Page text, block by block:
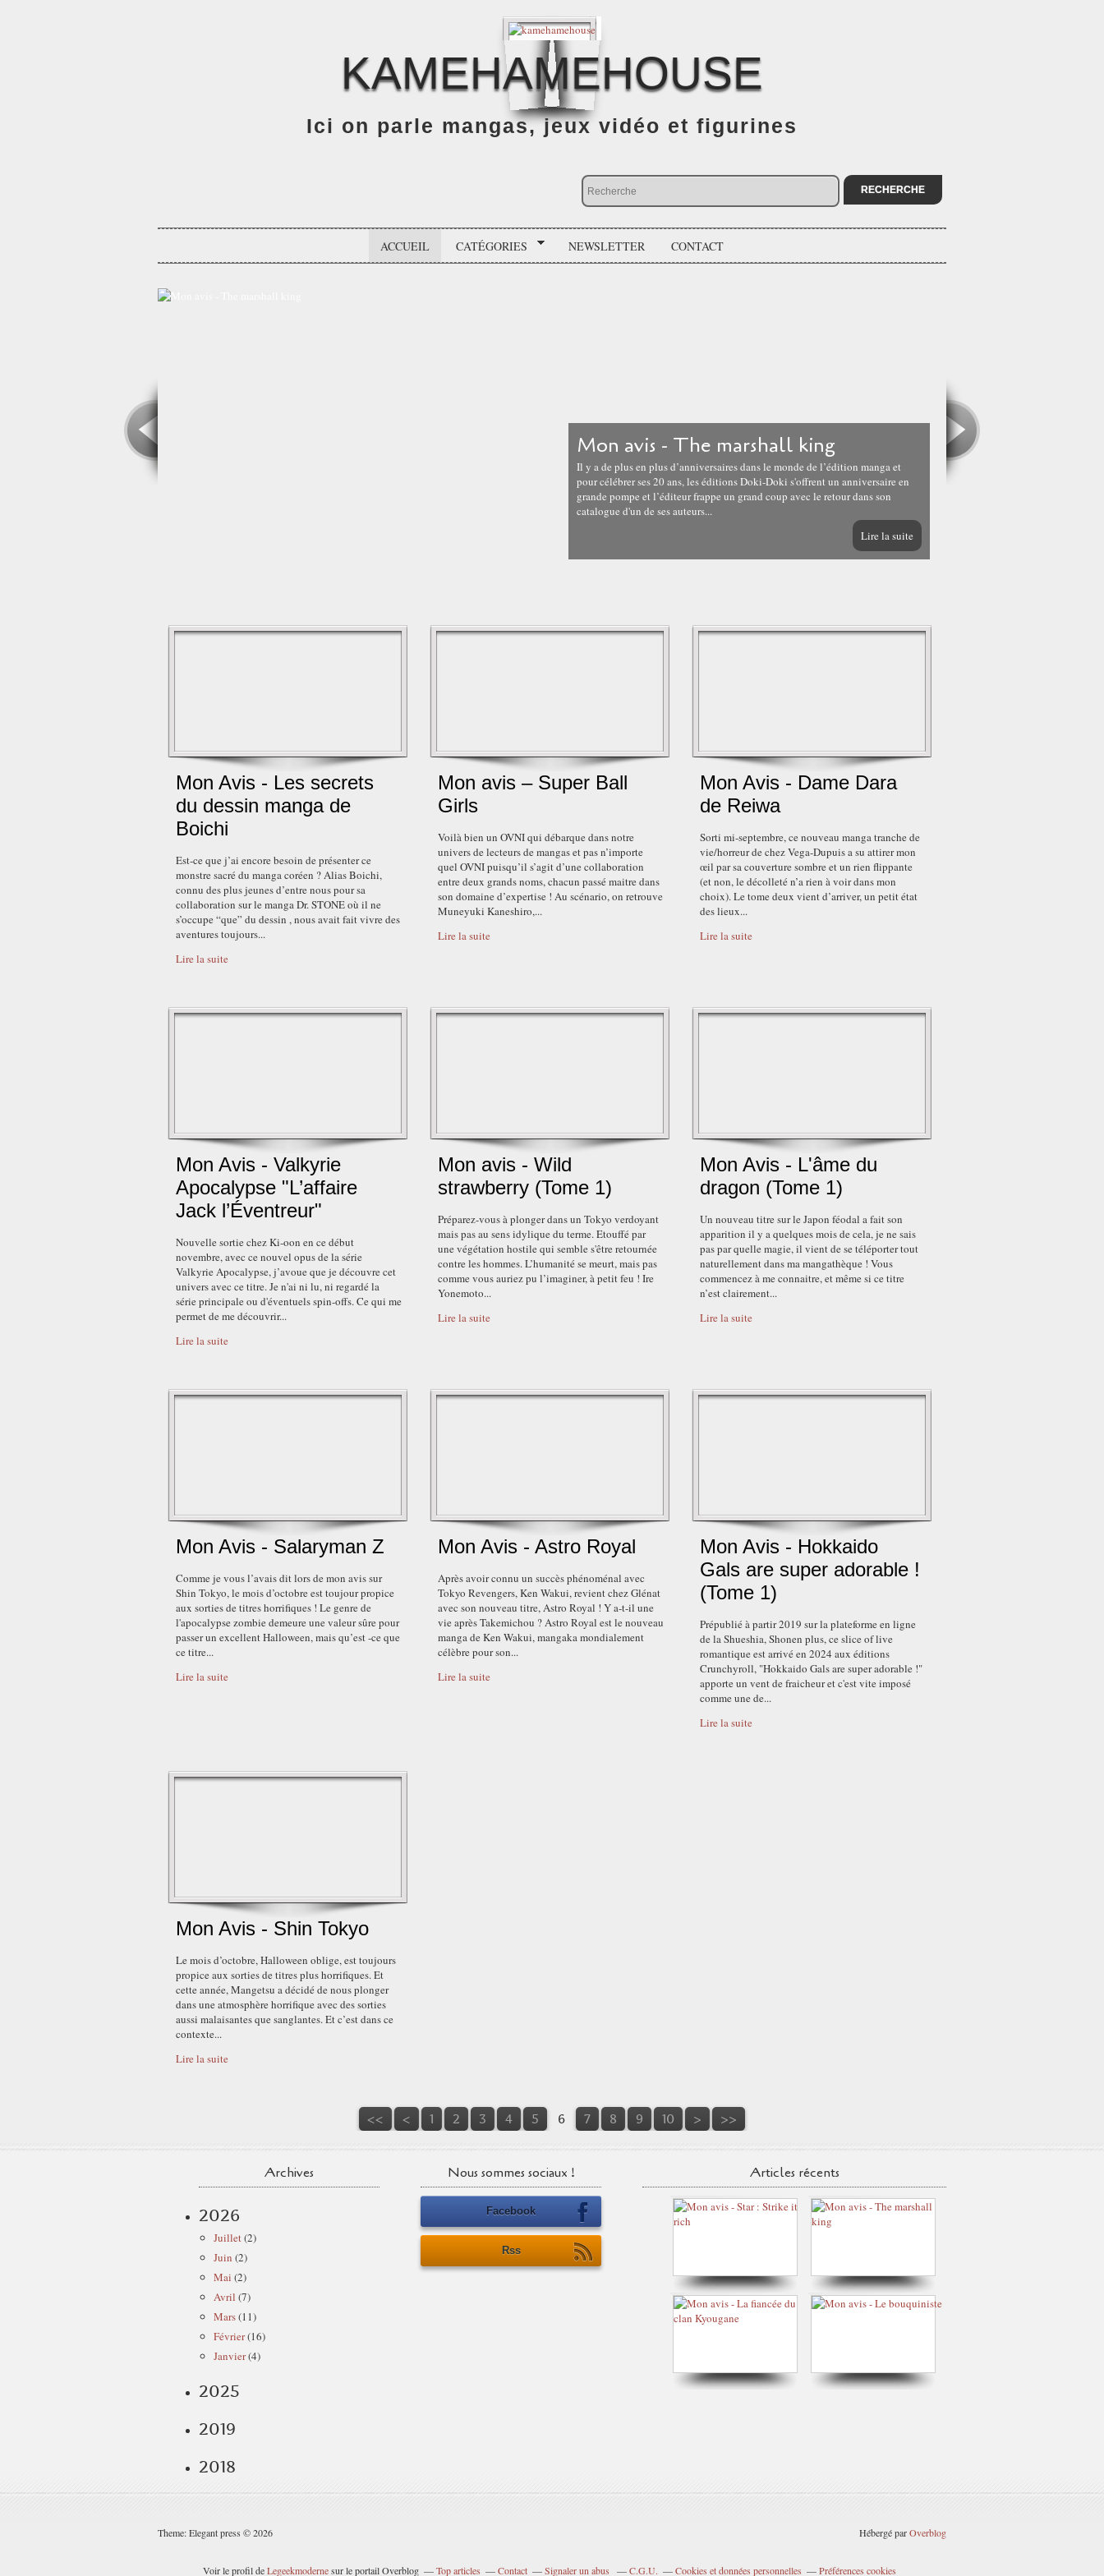
KAMEHAMEHOUSE
Ici on parle mangas, jeux vidéo et figurines
ACCUEIL CATÉGORIES NEWSLETTER CONTACT
Mon avis - The marshall king
Il y a de plus en plus d’anniversaires dans le monde de l’édition manga et
pour célébrer ses 20 ans, les éditions Doki-Doki s'offrent un anniversaire en
grande pompe et l’éditeur frappe un grand coup avec le retour dans son
catalogue d'un de ses auteurs...
Lire la suite
Mon Avis - Les secrets
du dessin manga de
Boichi
Est-ce que j’ai encore besoin de présenter ce
monstre sacré du manga coréen ? Alias Boichi,
connu des plus jeunes d’entre nous pour sa
collaboration sur le manga Dr. STONE où il ne
s’occupe “que” du dessin , nous avait fait vivre des
aventures toujours...
Lire la suite
Mon avis – Super Ball
Girls
Voilà bien un OVNI qui débarque dans notre
univers de lecteurs de mangas et pas n’importe
quel OVNI puisqu’il s’agit d’une collaboration
entre deux grands noms, chacun passé maitre dans
son domaine d’expertise ! Au scénario, on retrouve
Muneyuki Kaneshiro,...
Lire la suite
Mon Avis - Dame Dara
de Reiwa
Sorti mi-septembre, ce nouveau manga tranche de
vie/horreur de chez Vega-Dupuis a su attirer mon
œil par sa couverture sombre et un rien flippante
(et non, le décolleté n’a rien à voir dans mon
choix). Le tome deux vient d’arriver, un petit état
des lieux...
Lire la suite
Mon Avis - Valkyrie
Apocalypse "L’affaire
Jack l’Éventreur"
Nouvelle sortie chez Ki-oon en ce début
novembre, avec ce nouvel opus de la série
Valkyrie Apocalypse, j’avoue que je découvre cet
univers avec ce titre. Je n'ai ni lu, ni regardé la
série principale ou d'éventuels spin-offs. Ce qui me
permet de me découvrir...
Lire la suite
Mon avis - Wild
strawberry (Tome 1)
Préparez-vous à plonger dans un Tokyo verdoyant
mais pas au sens idylique du terme. Etouffé par
une végétation hostile qui semble s'être retournée
contre les hommes. L’humanité se meurt, mais pas
comme vous auriez pu l’imaginer, à petit feu ! Ire
Yonemoto...
Lire la suite
Mon Avis - L'âme du
dragon (Tome 1)
Un nouveau titre sur le Japon féodal a fait son
apparition il y a quelques mois de cela, je ne sais
pas par quelle magie, il vient de se téléporter tout
naturellement dans ma mangathèque ! Vous
commencez à me connaitre, et même si ce titre
n’est clairement...
Lire la suite
Mon Avis - Salaryman Z
Comme je vous l’avais dit lors de mon avis sur
Shin Tokyo, le mois d’octobre est toujour propice
aux sorties de titres horrifiques ! Le genre de
l'apocalypse zombie demeure une valeur sûre pour
passer un excellent Halloween, mais qu’est -ce que
ce titre...
Lire la suite
Mon Avis - Astro Royal
Après avoir connu un succès phénoménal avec
Tokyo Revengers, Ken Wakui, revient chez Glénat
avec son nouveau titre, Astro Royal ! Y a-t-il une
vie après Takemichou ? Astro Royal est le nouveau
manga de Ken Wakui, mangaka mondialement
célèbre pour son...
Lire la suite
Mon Avis - Hokkaido
Gals are super adorable !
(Tome 1)
Prépublié à partir 2019 sur la plateforme en ligne
de la Shueshia, Shonen plus, ce slice of live
romantique est arrivé en 2024 aux éditions
Crunchyroll, "Hokkaido Gals are super adorable !"
apporte un vent de fraicheur et c'est vite imposé
comme une de...
Lire la suite
Mon Avis - Shin Tokyo
Le mois d’octobre, Halloween oblige, est toujours
propice aux sorties de titres plus horrifiques. Et
cette année, Mangetsu a décidé de nous plonger
dans une atmosphère horrifique avec des sorties
aussi malaisantes que sanglantes. Et c’est dans ce
contexte...
Lire la suite
<< < 1 2 3 4 5 6 7 8 9 10 > >>
Archives
2026
Juillet(2)
Juin (2)
Mai (2)
Avril (7)
Mars(11)
Février(16)
Janvier(4)
2025
2019
2018
Nous sommes sociaux !
Facebook
Rss
Articles récents
Theme: Elegant press © 2026 Hébergé parOverblog
Voir le profil deLegeekmodernesur le portail Overblog Top articles Contact Signaler un abus C.G.U. Cookies et données personnelles Préférences cookies